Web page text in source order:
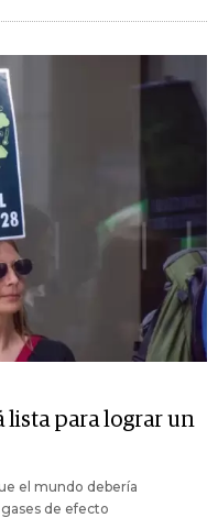
lista para lograr un
el mundo debería
de efecto